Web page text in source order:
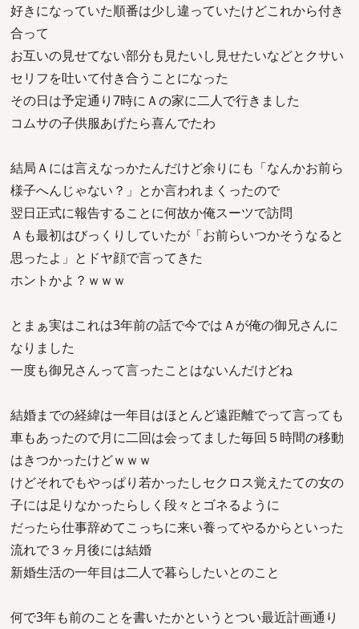
好きになっていた順番は少し違っていたけどこれから付き
合って
お互いの見せてない部分も見たいし見せたいなどとクサい
セリフを吐いて付き合うことになった
その日は予定通り7時にＡの家に二人で行きました
コムサの子供服あげたら喜んでたわ
結局Ａには言えなっかたんだけど余りにも「なんかお前ら
様子へんじゃない？」とか言われまくったので
翌日正式に報告することに何故か俺スーツで訪問
Ａも最初はびっくりしていたが「お前らいつかそうなると
思ったよ」とドヤ顔で言ってきた
ホントかよ？ｗｗｗ
とまぁ実はこれは3年前の話で今ではＡが俺の御兄さんに
なりました
一度も御兄さんって言ったことはないんだけどね
結婚までの経緯は一年目はほとんど遠距離でって言っても
車もあったので月に二回は会ってました毎回５時間の移動
はきつかったけどｗｗｗ
けどそれでもやっぱり若かったしセクロス覚えたての女の
子には足りなかったらしく段々とゴネるように
だったら仕事辞めてこっちに来い養ってやるからといった
流れで３ヶ月後には結婚
新婚生活の一年目は二人で暮らしたいとのこと
何で3年も前のことを書いたかというとつい最近計画通り